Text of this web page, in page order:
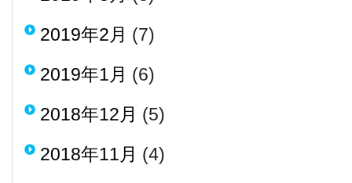
2019年2月 (7)
2019年1月 (6)
2018年12月 (5)
2018年11月 (4)